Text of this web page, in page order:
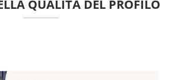
QUALITÀ DEL PROFILO